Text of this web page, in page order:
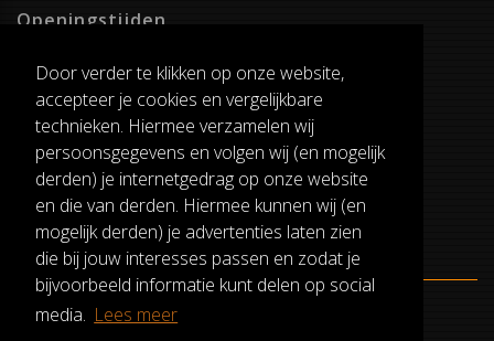
Door verder te klikken op onze website,
accepteer je cookies en vergelijkbare
technieken. Hiermee verzamelen wij
persoonsgegevens en volgen wij (en mogelijk
derden) je internetgedrag op onze website
en die van derden. Hiermee kunnen wij (en
mogelijk derden) je advertenties laten zien
die bij jouw interesses passen en zodat je
bijvoorbeeld informatie kunt delen op social
media. Lees meer
Openingstijden
Dinsdag T/M Zaterdag
van 8:00-17:00
Verzenddagen
Dinsdag T/M Vrijdag
Pauze
12:30-13:00